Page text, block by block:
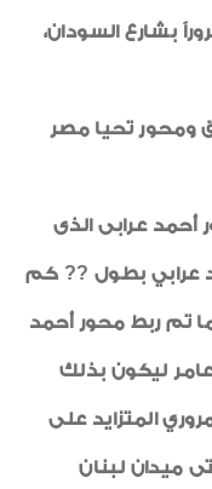
قدرها 5 كم مروراً بشارع السودان،
ومحور تحيا مصر
عرابى الذى
عرابي بطول ?? كم
كما تم ربط محور أحمد
عامر ليكون بذلك
المتزايد على
حتى ميدان لبنان